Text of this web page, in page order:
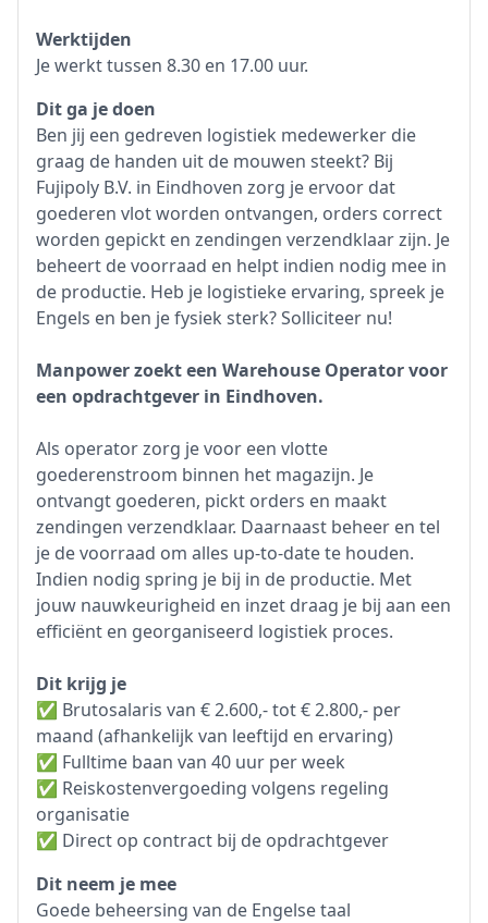
Werktijden
Je werkt tussen 8.30 en 17.00 uur.
Dit ga je doen
Ben jij een gedreven logistiek medewerker die
graag de handen uit de mouwen steekt? Bij
Fujipoly B.V. in Eindhoven zorg je ervoor dat
goederen vlot worden ontvangen, orders correct
worden gepickt en zendingen verzendklaar zijn. Je
beheert de voorraad en helpt indien nodig mee in
de productie. Heb je logistieke ervaring, spreek je
Engels en ben je fysiek sterk? Solliciteer nu!
Manpower zoekt een Warehouse Operator voor
een opdrachtgever in Eindhoven.
Als operator zorg je voor een vlotte
goederenstroom binnen het magazijn. Je
ontvangt goederen, pickt orders en maakt
zendingen verzendklaar. Daarnaast beheer en tel
je de voorraad om alles up-to-date te houden.
Indien nodig spring je bij in de productie. Met
jouw nauwkeurigheid en inzet draag je bij aan een
efficiënt en georganiseerd logistiek proces.
Dit krijg je
✅ Brutosalaris van € 2.600,- tot € 2.800,- per
maand (afhankelijk van leeftijd en ervaring)
✅ Fulltime baan van 40 uur per week
✅ Reiskostenvergoeding volgens regeling
organisatie
✅ Direct op contract bij de opdrachtgever
Dit neem je mee
Goede beheersing van de Engelse taal